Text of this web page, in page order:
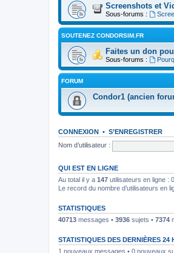
Screenshots et
Sous-forums :
SOUTENEZ CONDORSIM.FR
Faites un don
Sous-forums :
FORUM
Condor1 (ancien
CONNEXION • S’ENREGISTRER
Nom d’utilisateur :
QUI EST EN LIGNE
Au total il y a 147 utilisateurs en ligne :
Le record du nombre d’utilisateurs en
STATISTIQUES
40713 messages • 3936 sujets • 7374
STATISTIQUES DES DERNIÈRES 24
1 nouveaux messages • 0 nouveaux